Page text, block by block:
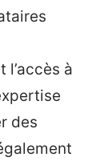
à
des